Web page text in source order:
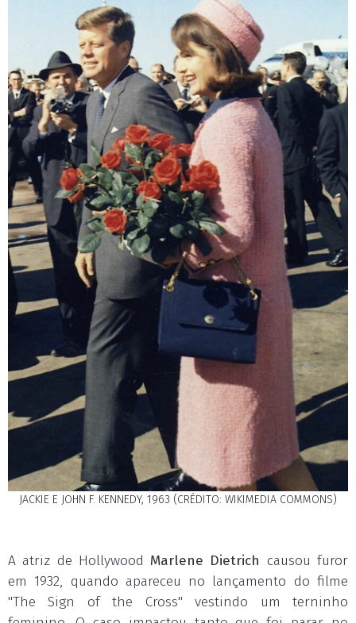
JACKIE E JOHN F. KENNEDY, 1963 (CRÉDITO: WIKIMEDIA COMMONS)
A atriz de HollywoodMarlene Dietrich causou furor
em 1932, quando apareceu no lançamento do filme
"The Sign of the Cross" vestindo um terninho